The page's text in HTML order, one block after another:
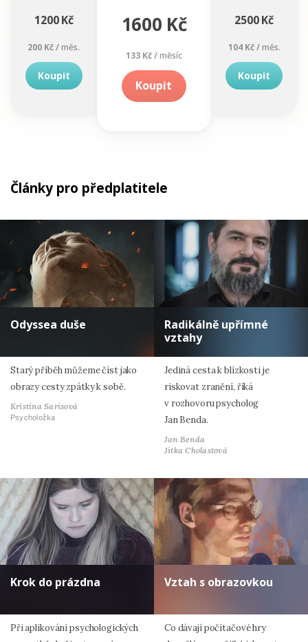
1200 Kč
200 Kč /měs.
Koupit
1600 Kč
133 Kč /měsíc
Koupit
2500 Kč
104 Kč /měs.
Koupit
Články pro předplatitele
Odyssea duše
Starý příběh můžeme číst jako
obrazy cesty zpátky k sobě.
Kristina Sarisová
Psycholožka
Radikálně upřímné
vztahy
Jediná cesta k blízkosti je
riskovat zranění, říká
v rozhovoru psycholog
Jan Benda.
Jan Benda
Jitka Cholastová
Krok do prázdna
Při aplikování psychologických
Vztah s obrazovkou
Co dávají počítačové hry